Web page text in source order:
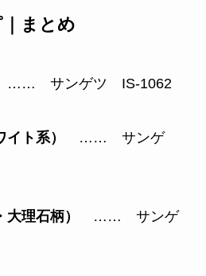
まとめ
サンゲツ IS-1062
ト系）
…… サンゲ
理石柄）
…… サンゲ